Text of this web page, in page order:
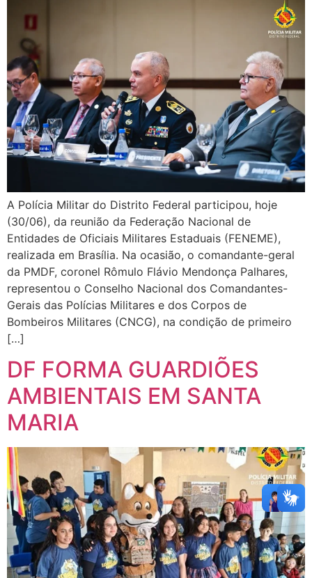
A Polícia Militar do Distrito Federal participou, hoje
(30/06), da reunião da Federação Nacional de
Entidades de Oficiais Militares Estaduais (FENEME),
realizada em Brasília. Na ocasião, o comandante-geral
da PMDF, coronel Rômulo Flávio Mendonça Palhares,
representou o Conselho Nacional dos Comandantes-
Gerais das Polícias Militares e dos Corpos de
Bombeiros Militares (CNCG), na condição de primeiro
[…]
DF FORMA GUARDIÕES
AMBIENTAIS EM SANTA
MARIA